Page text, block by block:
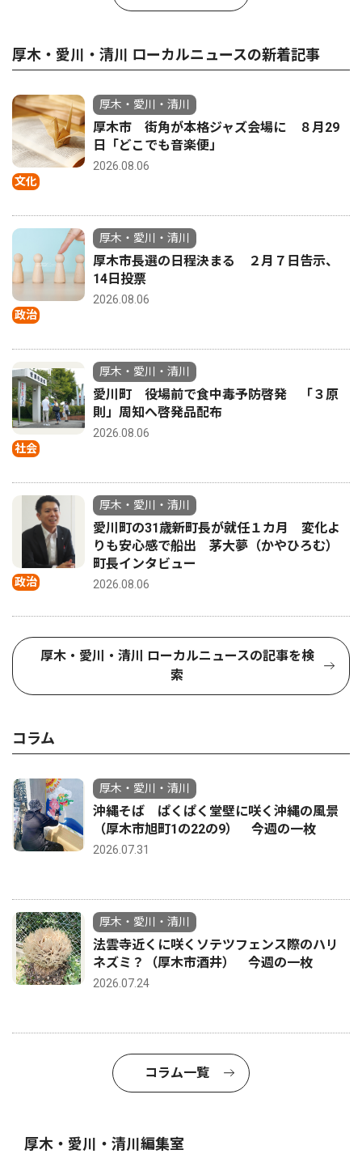
厚木・愛川・清川 ローカルニュースの新着記事
文化
厚木・愛川・清川
厚木市 街角が本格ジャズ会場に ８月29
日「どこでも音楽便」
2026.08.06
政治
厚木・愛川・清川
厚木市長選の日程決まる ２月７日告示、
14日投票
2026.08.06
社会
厚木・愛川・清川
愛川町 役場前で食中毒予防啓発 「３原
則」周知へ啓発品配布
2026.08.06
政治
厚木・愛川・清川
愛川町の31歳新町長が就任１カ月 変化よ
りも安心感で船出 茅大夢（かやひろむ）
町長インタビュー
2026.08.06
厚木・愛川・清川 ローカルニュースの記事を検
索
コラム
厚木・愛川・清川
沖縄そば ぱくぱく堂壁に咲く沖縄の風景
（厚木市旭町1の22の9） 今週の一枚
2026.07.31
厚木・愛川・清川
法雲寺近くに咲くソテツフェンス際のハリ
ネズミ？（厚木市酒井） 今週の一枚
2026.07.24
コラム一覧
厚木・愛川・清川編集室